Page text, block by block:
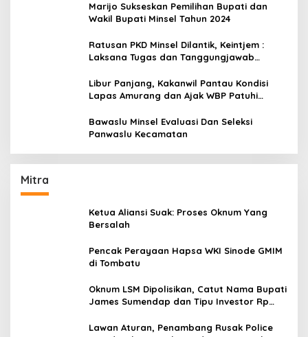
Marijo Sukseskan Pemilihan Bupati dan
Wakil Bupati Minsel Tahun 2024
Ratusan PKD Minsel Dilantik, Keintjem :
Laksana Tugas dan Tanggungjawab
Libur Panjang, Kakanwil Pantau Kondisi
Lapas Amurang dan Ajak WBP Patuhi
Bawaslu Minsel Evaluasi Dan Seleksi
Panwaslu Kecamatan
Mitra
Ketua Aliansi Suak: Proses Oknum Yang
Bersalah
Pencak Perayaan Hapsa WKI Sinode GMIM
di Tombatu
Oknum LSM Dipolisikan, Catut Nama Bupati
James Sumendap dan Tipu Investor Rp
Lawan Aturan, Penambang Rusak Police